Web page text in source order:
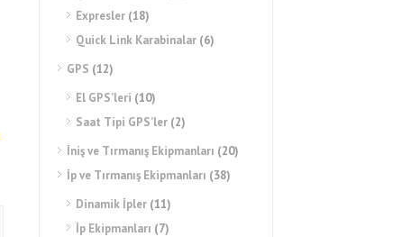
Expresler (18)
Quick Link Karabinalar (6)
GPS (12)
El GPS’leri (10)
Saat Tipi GPS’ler (2)
İniş ve Tırmanış Ekipmanları (20)
İp ve Tırmanış Ekipmanları (38)
Dinamik İpler (11)
İp Ekipmanları (7)